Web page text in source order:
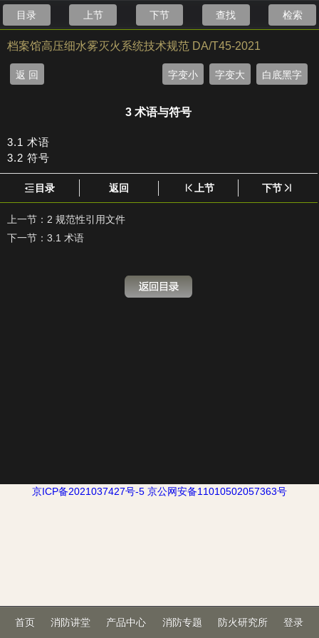
目录 上节 下节 查找 检索
档案馆高压细水雾灭火系统技术规范 DA/T45-2021
返 回 字变小 字变大 白底黑字
3 术语与符号
3.1 术语
3.2 符号
目录 返回 上节 下节
上一节： 2 规范性引用文件
下一节： 3.1 术语
首页 消防讲堂 产品中心 消防专题 防火研究所 登录
京ICP备2021037427号-5 京公网安备11010502057363号